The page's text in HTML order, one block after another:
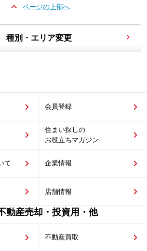
ページの上部へ
種別・エリア変更
会員登録
住まい探しの
お役立ちマガジン
て 企業情報
店舗情報
動産売却・投資用・他
不動産買取